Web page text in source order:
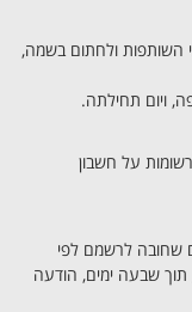
השותפות ולחתום בשמה,
על חשבון
שחובה לרשמם לפי
תוך שבעה ימים, הודעה